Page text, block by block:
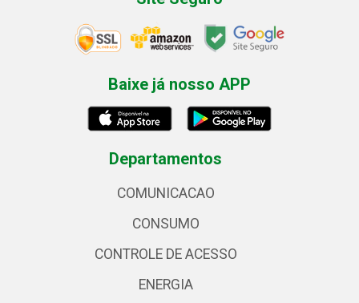
Baixe já nosso APP
Departamentos
COMUNICACAO
CONSUMO
CONTROLE DE ACESSO
ENERGIA